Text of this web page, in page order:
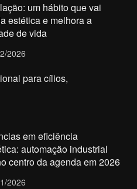
um hábito que vai
estética e melhora a
de vida
2026
para cílios,
em eficiência
automação industrial
centro da agenda em 2026
2026